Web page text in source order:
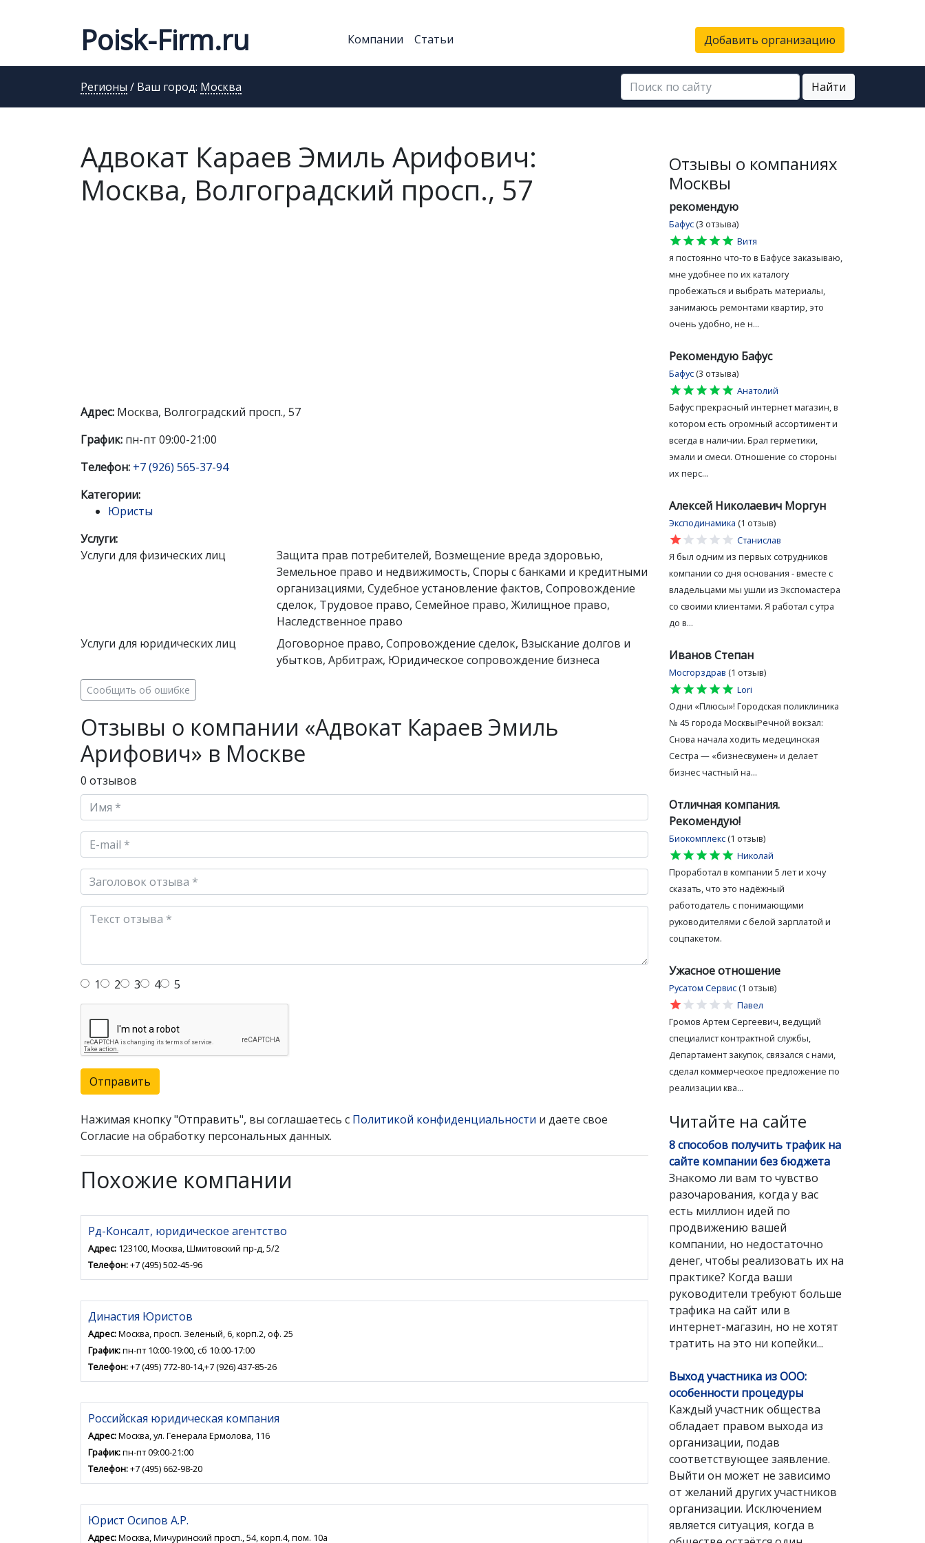
Poisk-Firm.ru Компании Статьи Добавить организацию
Регионы / Ваш город: Москва Найти
Адвокат Караев Эмиль Арифович:
Москва, Волгоградский просп., 57
Адрес: Москва, Волгоградский просп., 57
График: пн-пт 09:00-21:00
Телефон: +7 (926) 565-37-94
Категории:
Юристы
Услуги:
Услуги для физических лиц
Защита прав потребителей, Возмещение вреда здоровью,
Земельное право и недвижимость, Споры с банками и кредитными
организациями, Судебное установление фактов, Сопровождение
сделок, Трудовое право, Семейное право, Жилищное право,
Наследственное право
Услуги для юридических лиц
Договорное право, Сопровождение сделок, Взыскание долгов и
убытков, Арбитраж, Юридическое сопровождение бизнеса
Сообщить об ошибке
Отзывы о компании «Адвокат Караев Эмиль
Арифович» в Москве
0 отзывов
1 2 3 4 5
Отправить
Нажимая кнопку "Отправить", вы соглашаетесь с Политикой конфиденциальности и даете свое
Согласие на обработку персональных данных.
Похожие компании
Рд-Консалт, юридическое агентство
Адрес: 123100, Москва, Шмитовский пр-д, 5/2
Телефон:+7 (495) 502-45-96
Династия Юристов
Адрес:Москва, просп. Зеленый, 6, корп.2, оф. 25
График:пн-пт 10:00-19:00, сб 10:00-17:00
Телефон:+7 (495) 772-80-14,+7 (926) 437-85-26
Российская юридическая компания
Адрес:Москва, ул. Генерала Ермолова, 116
График:пн-пт 09:00-21:00
Телефон:+7 (495) 662-98-20
Юрист Осипов А.Р.
Адрес:Москва, Мичуринский просп., 54, корп.4, пом. 10а
Отзывы о компаниях
Москвы
рекомендую
Бафус (3 отзыва)
star
star
star
star
star
Витя
я постоянно что-то в Бафусе заказываю,
мне удобнее по их каталогу
пробежаться и выбрать материалы,
занимаюсь ремонтами квартир, это
очень удобно, не н...
Рекомендую Бафус
Бафус (3 отзыва)
star
star
star
star
star
Анатолий
Бафус прекрасный интернет магазин, в
котором есть огромный ассортимент и
всегда в наличии. Брал герметики,
эмали и смеси. Отношение со стороны
их перс...
Алексей Николаевич Моргун
Эксподинамика (1 отзыв)
star
star
star
star
star
Станислав
Я был одним из первых сотрудников
компании со дня основания - вместе с
владельцами мы ушли из Экспомастера
со своими клиентами. Я работал с утра
до в...
Иванов Степан
Мосгорздрав (1 отзыв)
star
star
star
star
star
Lori
Одни «Плюсы»! Городская поликлиника
№ 45 города МосквыРечной вокзал:
Снова начала ходить медецинская
Сестра — «бизнесвумен» и делает
бизнес частный на...
Отличная компания.
Рекомендую!
Биокомплекс (1 отзыв)
star
star
star
star
star
Николай
Проработал в компании 5 лет и хочу
сказать, что это надёжный
работодатель с понимающими
руководителями с белой зарплатой и
соцпакетом.
Ужасное отношение
Русатом Сервис (1 отзыв)
star
star
star
star
star
Павел
Громов Артем Сергеевич, ведущий
специалист контрактной службы,
Департамент закупок, связался с нами,
сделал коммерческое предложение по
реализации ква...
Читайте на сайте
8 способов получить трафик на
сайте компании без бюджета
Знакомо ли вам то чувство
разочарования, когда у вас
есть миллион идей по
продвижению вашей
компании, но недостаточно
денег, чтобы реализовать их на
практике? Когда ваши
руководители требуют больше
трафика на сайт или в
интернет-магазин, но не хотят
тратить на это ни копейки...
Выход участника из ООО:
особенности процедуры
Каждый участник общества
обладает правом выхода из
организации, подав
соответствующее заявление.
Выйти он может не зависимо
от желаний других участников
организации. Исключением
является ситуация, когда в